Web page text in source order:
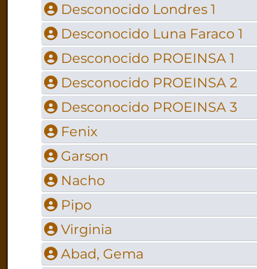
Desconocido Londres 1
Desconocido Luna Faraco 1
Desconocido PROEINSA 1
Desconocido PROEINSA 2
Desconocido PROEINSA 3
Fenix
Garson
Nacho
Pipo
Virginia
Abad, Gema